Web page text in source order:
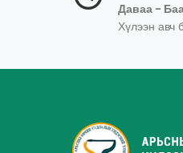
Даваа -
Хүлээн авч